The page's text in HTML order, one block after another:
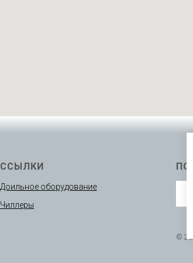
ССЫЛКИ
Доильное оборудование
Чиллеры
©